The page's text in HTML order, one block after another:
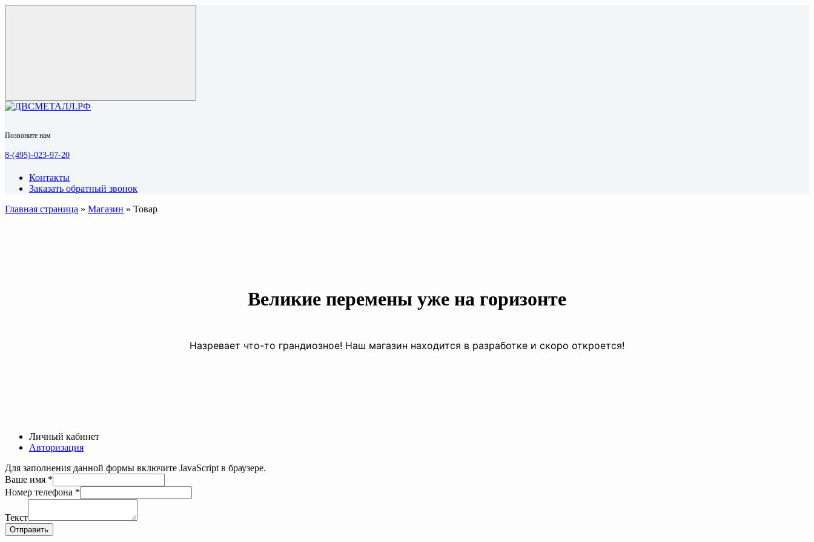
Позвоните нам
8-(495)-023-97-20
Контакты
Заказать обратный звонок
Главная страница » Магазин » Товар
Великие перемены уже на горизонте
Назревает что-то грандиозное! Наш магазин находится в разработке и скоро откроется!
Личный кабинет
Авторизация
Для заполнения данной формы включите JavaScript в браузере.
Ваше имя *
имя
Номер
Ваше
Номер телефона *
Текст
Отправить